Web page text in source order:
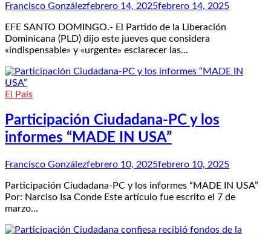
Francisco Gonzálezfebrero 14, 2025febrero 14, 2025
EFE SANTO DOMINGO.- El Partido de la Liberación
Dominicana (PLD) dijo este jueves que considera
«indispensable» y «urgente» esclarecer las…
El País
Participación Ciudadana-PC y los
informes “MADE IN USA”
Francisco Gonzálezfebrero 10, 2025febrero 10, 2025
Participación Ciudadana-PC y los informes “MADE IN USA”
Por: Narciso Isa Conde Este artículo fue escrito el 7 de
marzo…